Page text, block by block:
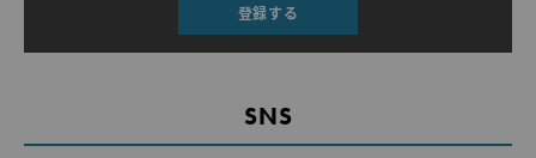
登録する
SNS